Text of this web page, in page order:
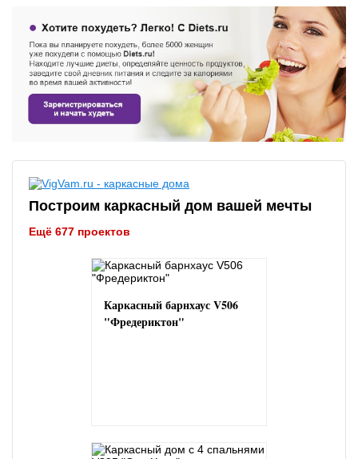
Построим каркасный дом вашей мечты
Ещё 677 проектов
Каркасный барнхаус V506
"Фредериктон"